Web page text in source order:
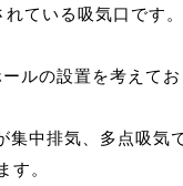
ている吸気口です。
ルの設置を考えて
中排気、多点吸気
。